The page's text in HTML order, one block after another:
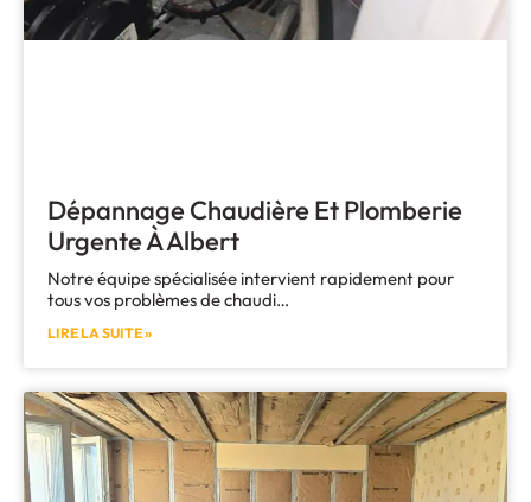
Dépannage Chaudière Et Plomberie
Urgente À Albert
Notre équipe spécialisée intervient rapidement pour
tous vos problèmes de chaudi…
LIRE LA SUITE »